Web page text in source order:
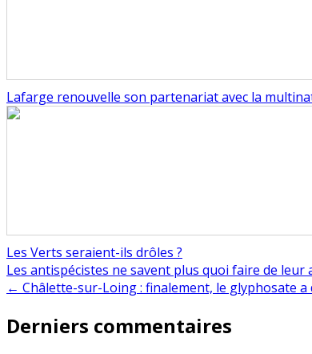
Lafarge renouvelle son partenariat avec la
Les Verts seraient-ils drôles ?
Navigation
de
l’article
Les antispécistes ne savent plus quoi faire de
← Châlette-sur-Loing : finalement, le glyphosate a
Derniers commentaires